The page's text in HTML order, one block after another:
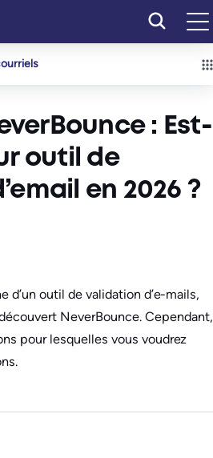
: Est-
outil de
en 2026 ?
d’un outil de validation d’e-mails,
NeverBounce. Cependant,
pour lesquelles vous voudrez